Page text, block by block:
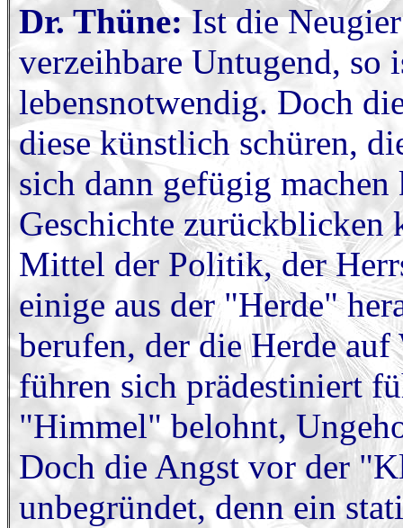
Dr. Thüne:Ist die
verzeihbare Untugend, so
lebensnotwendig. Doch
diese künstlich schüren,
sich dann gefügig
Geschichte
Mittel der Politik, der
einige aus der "Herde"
berufen, der die Herde
führen sich prädestiniert
"Himmel" belohnt,
Doch die Angst vor der
unbegründet, denn ein